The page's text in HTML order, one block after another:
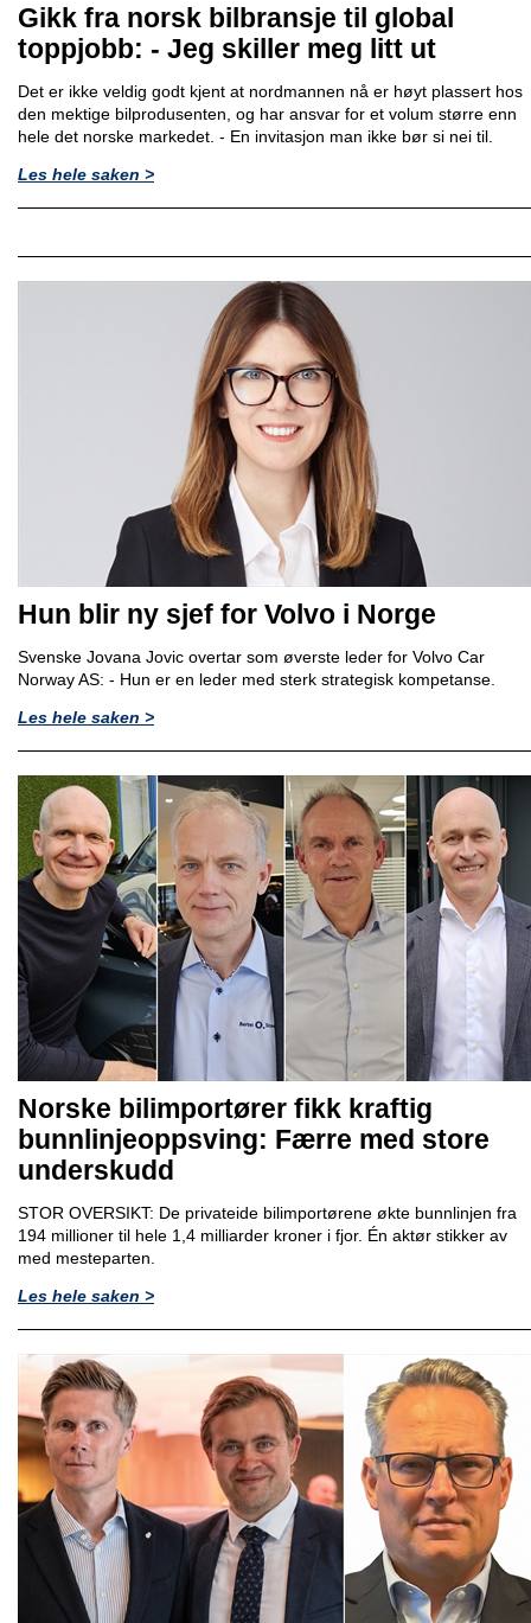
Gikk fra norsk bilbransje til global
toppjobb: - Jeg skiller meg litt ut
Det er ikke veldig godt kjent at nordmannen nå er høyt plassert hos
den mektige bilprodusenten, og har ansvar for et volum større enn
hele det norske markedet. - En invitasjon man ikke bør si nei til.
Les hele saken >
Hun blir ny sjef for Volvo i Norge
Svenske Jovana Jovic overtar som øverste leder for Volvo Car
Norway AS: - Hun er en leder med sterk strategisk kompetanse.
Les hele saken >
Norske bilimportører fikk kraftig
bunnlinjeoppsving: Færre med store
underskudd
STOR OVERSIKT: De privateide bilimportørene økte bunnlinjen fra
194 millioner til hele 1,4 milliarder kroner i fjor. Én aktør stikker av
med mesteparten.
Les hele saken >